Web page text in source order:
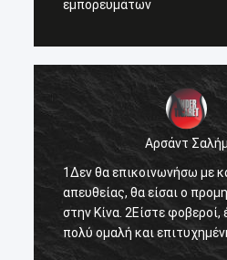
εμπορευμάτων
Αρσάντ
1Δεν θα επικοινωνήσω με
απευθείας, θα είσαι ο
στην Κίνα. 2Είστε φοβεροί,
πολύ ομαλή και